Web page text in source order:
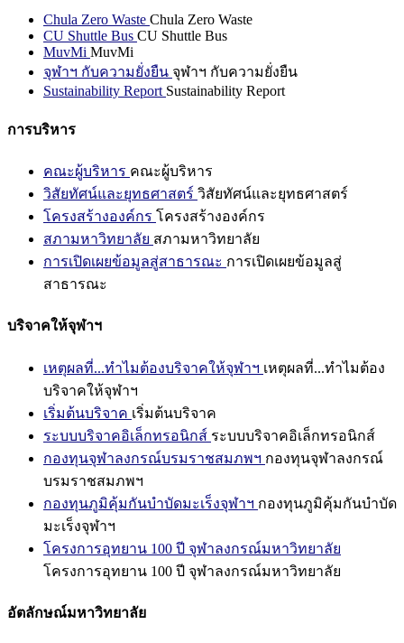
Chula Zero Waste Chula Zero Waste
CU Shuttle Bus CU Shuttle Bus
MuvMi MuvMi
จุฬาฯ กับความยั่งยืน จุฬาฯ กับความยั่งยืน
Sustainability Report Sustainability Report
การบริหาร
คณะผู้บริหาร คณะผู้บริหาร
วิสัยทัศน์และยุทธศาสตร์ วิสัยทัศน์และยุทธศาสตร์
โครงสร้างองค์กร โครงสร้างองค์กร
สภามหาวิทยาลัย สภามหาวิทยาลัย
การเปิดเผยข้อมูลสู่สาธารณะ การเปิดเผยข้อมูลสู่
สาธารณะ
บริจาคให้จุฬาฯ
เหตุผลที่...ทำไมต้องบริจาคให้จุฬาฯ เหตุผลที่...ทำไมต้อง
บริจาคให้จุฬาฯ
เริ่มต้นบริจาค เริ่มต้นบริจาค
ระบบบริจาคอิเล็กทรอนิกส์ ระบบบริจาคอิเล็กทรอนิกส์
กองทุนจุฬาลงกรณ์บรมราชสมภพฯ กองทุนจุฬาลงกรณ์
บรมราชสมภพฯ
กองทุนภูมิคุ้มกันบำบัดมะเร็งจุฬาฯ กองทุนภูมิคุ้มกันบำบัด
มะเร็งจุฬาฯ
โครงการอุทยาน 100 ปี จุฬาลงกรณ์มหาวิทยาลัย
โครงการอุทยาน 100 ปี จุฬาลงกรณ์มหาวิทยาลัย
อัตลักษณ์มหาวิทยาลัย